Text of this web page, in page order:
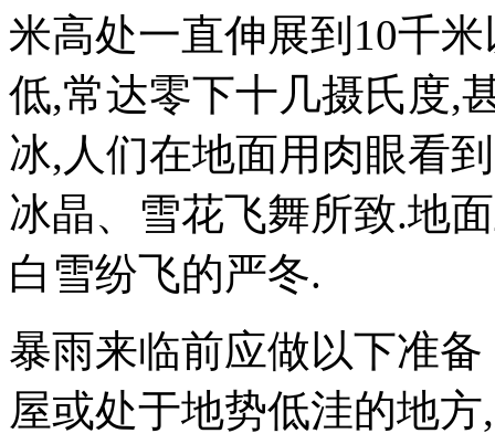
米高处一直伸展到10千
低,常达零下十几摄氏度,
冰,人们在地面用肉眼看
冰晶、雪花飞舞所致.地
白雪纷飞的严冬.
暴雨来临前应做以下准
屋或处于地势低洼的地